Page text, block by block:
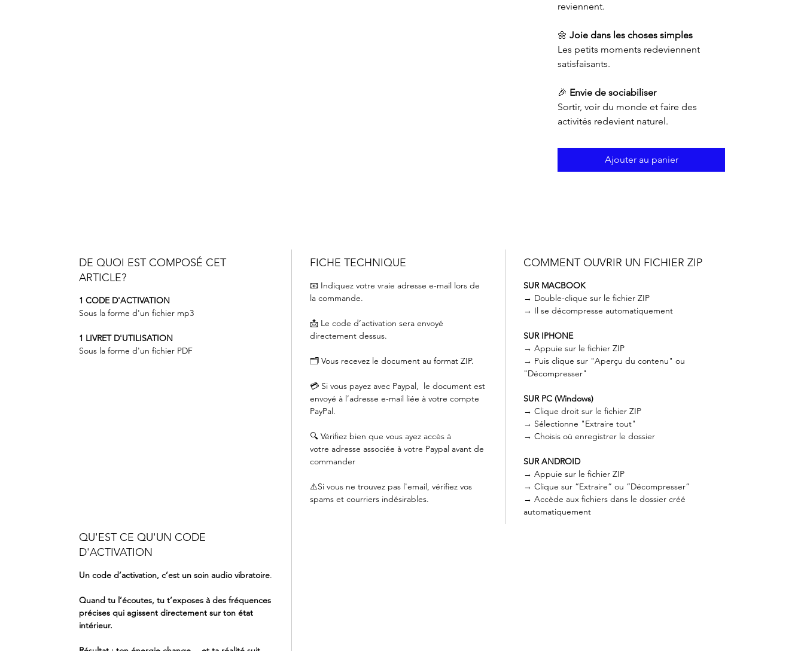
reviennent.
🌼 Joie dans les choses simples
Les petits moments redeviennent
satisfaisants.
🎉 Envie de sociabiliser
Sortir, voir du monde et faire des
activités redevient naturel.
Ajouter au panier
DE QUOI EST COMPOSÉ CET
ARTICLE?
1 CODE D'ACTIVATION
Sous la forme d'un fichier mp3
1 LIVRET D'UTILISATION
Sous la forme d'un fichier PDF
FICHE TECHNIQUE
📧 Indiquez votre vraie adresse e-mail lors de
la commande.
📩 Le code d’activation sera envoyé
directement dessus.
🗂️ Vous recevez le document au format ZIP.
💳 Si vous payez avec Paypal, le document est
envoyé à l’adresse e-mail liée à votre compte
PayPal.
🔍 Vérifiez bien que vous ayez accès à
votre adresse associée à votre Paypal avant de
commander
⚠️Si vous ne trouvez pas l'email, vérifiez vos
spams et courriers indésirables.
COMMENT OUVRIR UN FICHIER ZIP
SUR MACBOOK
→ Double-clique sur le fichier ZIP
→ Il se décompresse automatiquement
SUR IPHONE
→ Appuie sur le fichier ZIP
→ Puis clique sur "Aperçu du contenu" ou
"Décompresser"
SUR PC (Windows)
→ Clique droit sur le fichier ZIP
→ Sélectionne "Extraire tout"
→ Choisis où enregistrer le dossier
SUR ANDROID
→ Appuie sur le fichier ZIP
→ Clique sur “Extraire” ou “Décompresser”
→ Accède aux fichiers dans le dossier créé
automatiquement
QU'EST CE QU'UN CODE
D'ACTIVATION
Un code d’activation, c’est un soin audio vibratoire.
Quand tu l’écoutes, tu t’exposes à des fréquences
précises qui agissent directement sur ton état
intérieur.